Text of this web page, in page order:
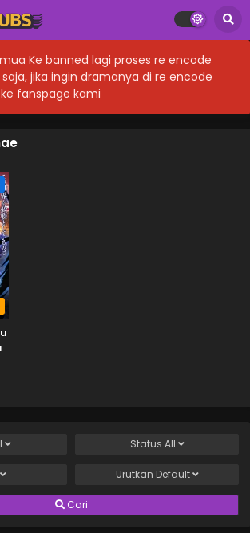
Ke banned lagi proses re encode
jika ingin dramanya di re encode
fanspage kami
Status All
Urutkan Default
Cari